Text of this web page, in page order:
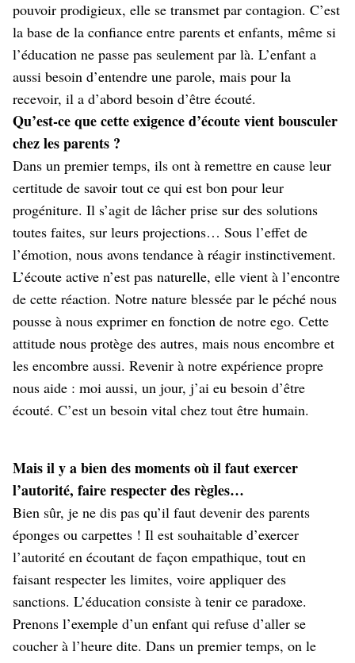
pouvoir prodigieux, elle se transmet par contagion. C’est
la base de la confiance entre parents et enfants, même si
l’éducation ne passe pas seulement par là. L’enfant a
aussi besoin d’entendre une parole, mais pour la
recevoir, il a d’abord besoin d’être écouté.
Qu’est-ce que cette exigence d’écoute vient bousculer
chez les parents ?
Dans un premier temps, ils ont à remettre en cause leur
certitude de savoir tout ce qui est bon pour leur
progéniture. Il s’agit de lâcher prise sur des solutions
toutes faites, sur leurs projections… Sous l’effet de
l’émotion, nous avons tendance à réagir instinctivement.
L’écoute active n’est pas naturelle, elle vient à l’encontre
de cette réaction. Notre nature blessée par le péché nous
pousse à nous exprimer en fonction de notre ego. Cette
attitude nous protège des autres, mais nous encombre et
les encombre aussi. Revenir à notre expérience propre
nous aide : moi aussi, un jour, j’ai eu besoin d’être
écouté. C’est un besoin vital chez tout être humain.
Mais il y a bien des moments où il faut exercer
l’autorité, faire respecter des règles…
Bien sûr, je ne dis pas qu’il faut devenir des parents
éponges ou carpettes ! Il est souhaitable d’exercer
l’autorité en écoutant de façon empathique, tout en
faisant respecter les limites, voire appliquer des
sanctions. L’éducation consiste à tenir ce paradoxe.
Prenons l’exemple d’un enfant qui refuse d’aller se
coucher à l’heure dite. Dans un premier temps, on le